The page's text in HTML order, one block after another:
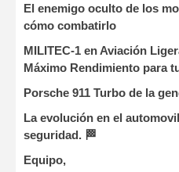
El enemigo oculto de los
cómo combatirlo
MILITEC-1 en Aviación
Máximo Rendimiento para
Porsche 911 Turbo de la
La evolución en el
seguridad. 🏁
Equipo,